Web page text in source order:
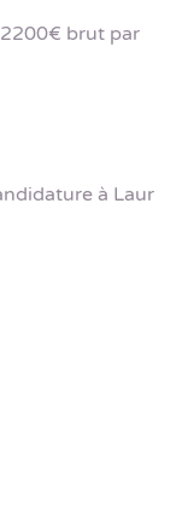
brut par
à Laur